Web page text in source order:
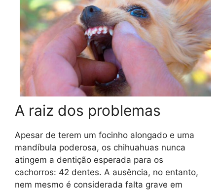
A raiz dos problemas
Apesar de terem um focinho alongado e uma
mandíbula poderosa, os chihuahuas nunca
atingem a dentição esperada para os
cachorros: 42 dentes. A ausência, no entanto,
nem mesmo é considerada falta grave em